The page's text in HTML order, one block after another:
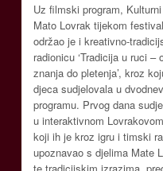
Uz filmski program,
Mato Lovrak tijekom
održao je i kreativno-
radionicu ‘Tradicija u ruci –
znanja do pletenja’, kroz
djeca sudjelovala u
programu. Prvog dana
u interaktivnom
koji ih je kroz igru i timski
upoznavao s djelima Mate